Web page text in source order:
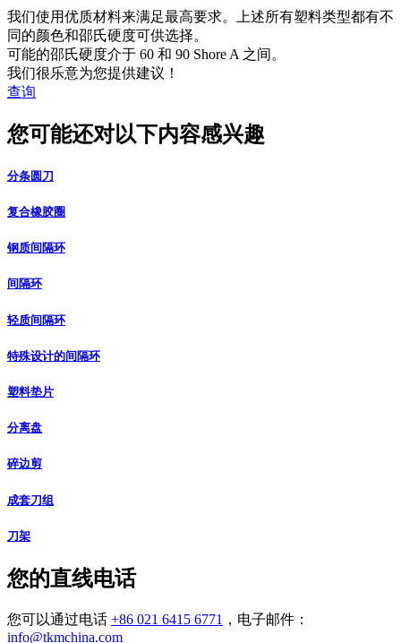
我们使用优质材料来满足最高要求。上述所有塑料类型都有不
同的颜色和邵氏硬度可供选择。
可能的邵氏硬度介于 60 和 90 Shore A 之间。
我们很乐意为您提供建议！
查询
您可能还对以下内容感兴趣
分条圆刀
复合橡胶圈
钢质间隔环
间隔环
轻质间隔环
特殊设计的间隔环
塑料垫片
分离盘
碎边剪
成套刀组
刀架
您的直线电话
您可以通过电话 +86 021 6415 6771 ，电子邮件：
info@tkmchina.com